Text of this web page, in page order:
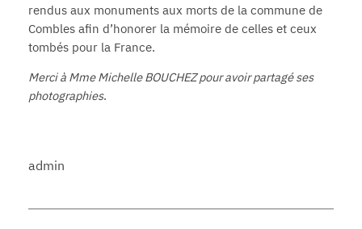
rendus aux monuments aux morts de la commune de
Combles afin d’honorer la mémoire de celles et ceux
tombés pour la France.
Merci à Mme Michelle BOUCHEZ pour avoir partagé ses
photographies.
admin